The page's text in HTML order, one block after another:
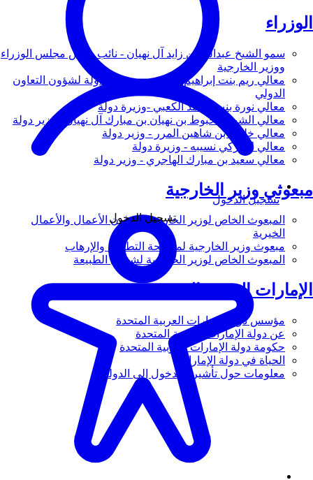
الوزراء
سمو الشيخ عبدالله بن زايد آل نهيان - نائب رئيس مجلس الوزراء
ووزير الخارجية
معالي ريم بنت إبراهيم الهاشمي - وزيرة دولة لشؤون التعاون
الدولي
معالي نورة بنت محمد الكعبي -وزيرة دولة
معالي الشيخ شخبوط بن نهيان بن مبارك آل نهيان - وزير دولة
معالي خليفة بن شاهين المرر - وزير دولة
معالي لانا زكي نسيبه - وزيرة دولة
معالي سعيد بن مبارك الهاجري - وزير دولة
مبعوثي وزير الخارجية
المبعوث الخاص لوزير الخارجية لشؤون الأعمال والأعمال
الخيرية
مبعوث وزير الخارجية لمكافحة التطرف والإرهاب
المبعوث الخاص لوزير الخارجية لشؤون الطبيعة
الإمارات العربية المتحدة
مؤسس دولة الإمارات العربية المتحدة
عن دولة الإمارات العربية المتحدة
حكومة دولة الإمارات العربية المتحدة
الحياة في دولة الإمارات
معلومات حول تأشيرة الدخول إلى الدولة
تسجيل الدخول
تسجيل الدخول